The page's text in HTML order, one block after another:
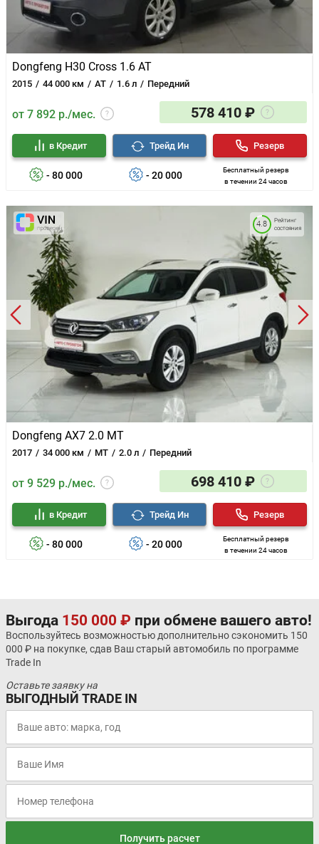
Dongfeng H30 Cross 1.6 AT
2015 44 000 км AT 1.6 л Передний
от 7 892 р./мес. 578 410 ₽
- 80 000
в Кредит
- 20 000
Трейд Ин
Бесплатный резерв
в течении 24 часов
Резерв
Dongfeng AX7 2.0 MT
2017 34 000 км MT 2.0 л Передний
Рейтинг
состояния
4.8
от 9 529 р./мес. 698 410 ₽
- 80 000
в Кредит
- 20 000
Трейд Ин
Бесплатный резерв
в течении 24 часов
Резерв
Выгода 150 000 ₽ при обмене вашего авто!
Воспользуйтесь возможностью дополнительно сэкономить 150
000 ₽ на покупке, сдав Ваш старый автомобиль по программе
Trade In
Оставьте заявку на
ВЫГОДНЫЙ TRADE IN
Получить расчет